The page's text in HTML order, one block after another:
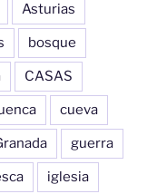
Asturias
bosque
CASAS
cueva
guerra
iglesia